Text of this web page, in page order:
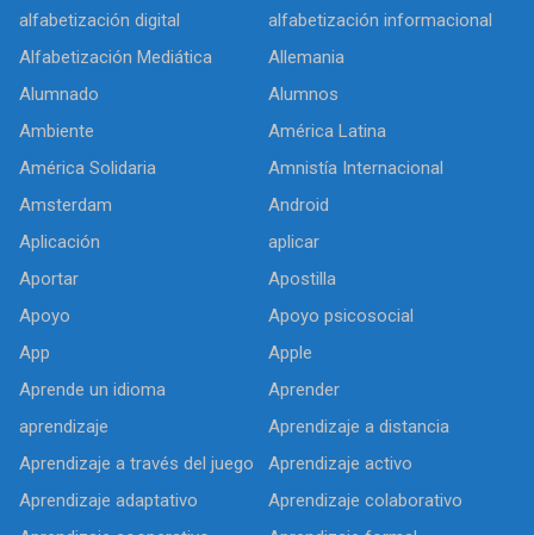
alfabetización digital
alfabetización informacional
Alfabetización Mediática
Allemania
Alumnado
Alumnos
Ambiente
América Latina
América Solidaria
Amnistía Internacional
Amsterdam
Android
Aplicación
aplicar
Aportar
Apostilla
Apoyo
Apoyo psicosocial
App
Apple
Aprende un idioma
Aprender
aprendizaje
Aprendizaje a distancia
Aprendizaje a través del juego
Aprendizaje activo
Aprendizaje adaptativo
Aprendizaje colaborativo